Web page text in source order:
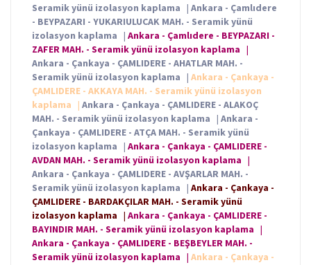
Seramik yünü izolasyon kaplama | Ankara - Çamlıdere
- BEYPAZARI - YUKARIULUCAK MAH. - Seramik yünü
izolasyon kaplama | Ankara - Çamlıdere - BEYPAZARI -
ZAFER MAH. - Seramik yünü izolasyon kaplama |
Ankara - Çankaya - ÇAMLIDERE - AHATLAR MAH. -
Seramik yünü izolasyon kaplama | Ankara - Çankaya -
ÇAMLIDERE - AKKAYA MAH. - Seramik yünü izolasyon
kaplama
| Ankara - Çankaya - ÇAMLIDERE - ALAKOÇ
MAH. - Seramik yünü izolasyon kaplama | Ankara -
Çankaya - ÇAMLIDERE - ATÇA MAH. - Seramik yünü
izolasyon kaplama | Ankara - Çankaya - ÇAMLIDERE -
AVDAN MAH. - Seramik yünü izolasyon kaplama |
Ankara - Çankaya - ÇAMLIDERE - AVŞARLAR MAH. -
Seramik yünü izolasyon kaplama | Ankara - Çankaya -
ÇAMLIDERE - BARDAKÇILAR MAH. - Seramik yünü
izolasyon kaplama | Ankara - Çankaya - ÇAMLIDERE -
BAYINDIR MAH. - Seramik yünü izolasyon kaplama |
Ankara - Çankaya - ÇAMLIDERE - BEŞBEYLER MAH. -
Seramik yünü izolasyon kaplama | Ankara - Çankaya -